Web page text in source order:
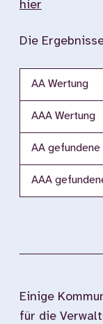
hier
Die
AA Wertung
AAA Wertung
AA
AAA
Einige
für die